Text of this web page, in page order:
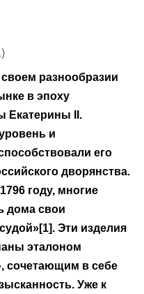
разнообразии
в эпоху
Екатерины II.
и
его
дворянства.
году, многие
дома свои
Эти изделия
эталоном
сочетающим в себе
Уже к